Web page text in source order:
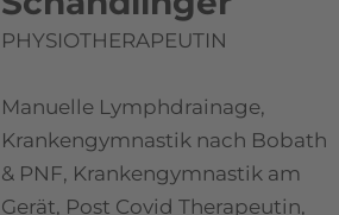
PHYSIOTHERAPEUTIN
Manuelle Lymphdrainage,
Krankengymnastik nach Bobath
& PNF, Krankengymnastik am
Gerät, Post Covid Therapeutin,